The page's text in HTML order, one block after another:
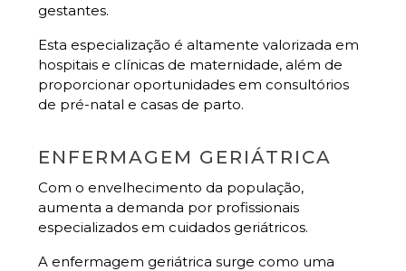
gestantes.
Esta especialização é altamente valorizada em
hospitais e clínicas de maternidade, além de
proporcionar oportunidades em consultórios
de pré-natal e casas de parto.
ENFERMAGEM GERIÁTRICA
Com o envelhecimento da população,
aumenta a demanda por profissionais
especializados em cuidados geriátricos.
A enfermagem geriátrica surge como uma